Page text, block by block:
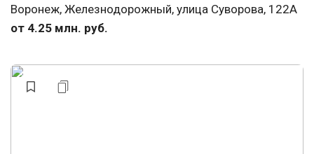
Воронеж, Железнодорожный, улица Суворова, 122А
от 4.25 млн. руб.